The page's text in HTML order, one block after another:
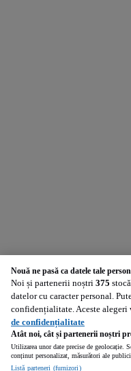
Nouă ne pasă ca datele tale
Noi și partenerii noștri 375
datelor cu caracter personal.
confidențialitate. Aceste alegeri
de confidențialitate
Atât noi, cât și partenerii noștri
Utilizarea unor date precise de geolocație.
conținut personalizat, măsurători ale
Listă parteneri (furnizori)